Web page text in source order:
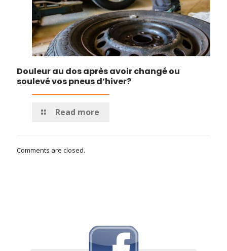
Douleur au dos après avoir changé ou
soulevé vos pneus d’hiver?
Read more
Comments are closed.